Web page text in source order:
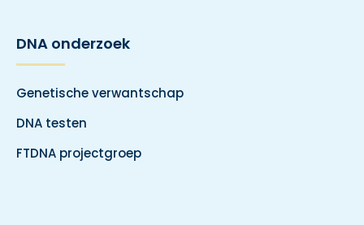
DNA onderzoek
Genetische verwantschap
DNA testen
FTDNA projectgroep